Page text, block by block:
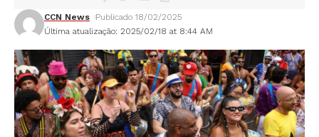
Última atualização: 2025/02/18 at 8:44 AM
CCN News Publicado 18/02/2025